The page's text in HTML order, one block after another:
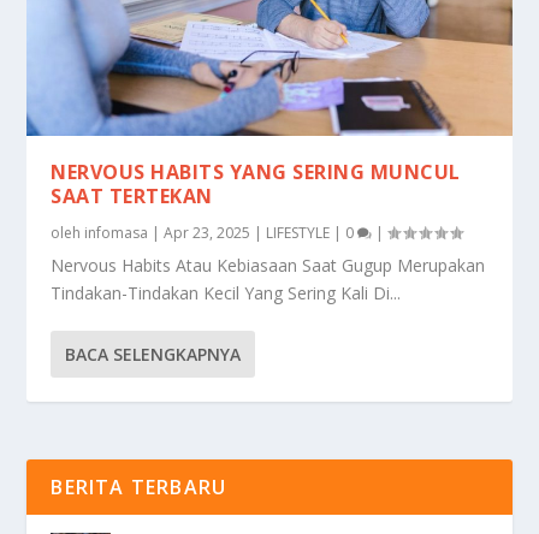
NERVOUS HABITS YANG SERING MUNCUL
SAAT TERTEKAN
oleh infomasa |Apr 23, 2025 | LIFESTYLE | 0 |
Nervous Habits Atau Kebiasaan Saat Gugup Merupakan
Tindakan-Tindakan Kecil Yang Sering Kali Di...
BACA SELENGKAPNYA
BERITA TERBARU